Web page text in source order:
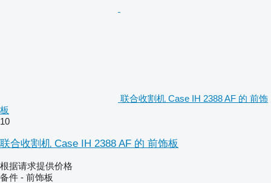
联合收割机 Case IH 2388 AF 的 前饰
板
10
联合收割机 Case IH 2388 AF 的 前饰板
根据请求提供价格
备件 - 前饰板